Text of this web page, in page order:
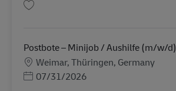
Postbote – Minijob / Aushilfe (m/w/d)
Lokation
Weimar, Thüringen, Germany
Posted Date
07/31/2026